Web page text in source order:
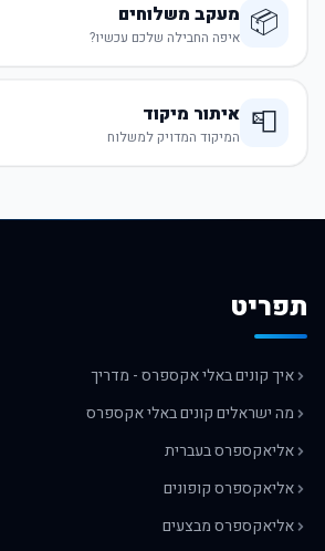
📦 מעקב משלוחים
איפה החבילה שלכם עכשיו?
📮 איתור מיקוד
המיקוד המדויק למשלוח
תפריט
איך קונים באלי אקספרס - מדריך
מה ישראלים קונים באלי אקספרס
אליאקספרס בעברית
אליאקספרס קופונים
אליאקספרס מבצעים